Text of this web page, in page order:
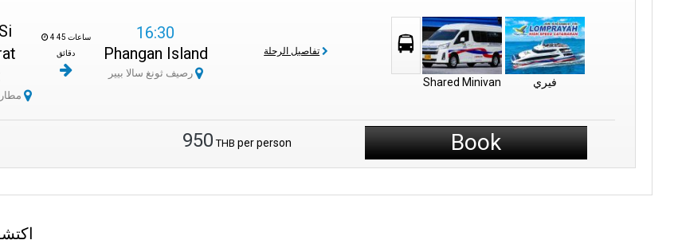
مطار ناخون سي ثمرات
4 ساعات 45
دقائق
16:30
Phangan Island
رصيف ثونغ سالا بيير
تفاصيل الرحلة
Shared Minivan فيري
950 THB per person Book